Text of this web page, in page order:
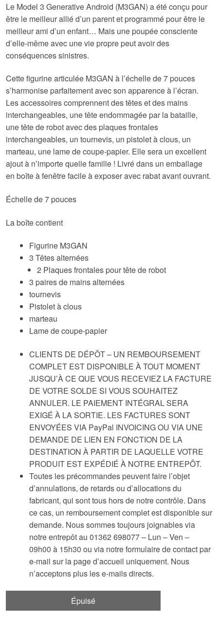
Le Model 3 Generative Android (M3GAN) a été conçu pour
être le meilleur allié d’un parent et programmé pour être le
meilleur ami d’un enfant… Mais une poupée consciente
d’elle-même avec une vie propre peut avoir des
conséquences sinistres.
Cette figurine articulée M3GAN à l’échelle de 7 pouces
s’harmonise parfaitement avec son apparence à l’écran.
Les accessoires comprennent des têtes et des mains
interchangeables, une tête endommagée par la bataille,
une tête de robot avec des plaques frontales
interchangeables, un tournevis, un pistolet à clous, un
marteau, une lame de coupe-papier. Elle sera un excellent
ajout à n’importe quelle famille ! Livré dans un emballage
en boîte à fenêtre facile à exposer avec rabat avant ouvrant.
Échelle de 7 pouces
La boîte contient
Figurine M3GAN
3 Têtes alternées
2 Plaques frontales pour tête de robot
3 paires de mains alternées
tournevis
Pistolet à clous
marteau
Lame de coupe-papier
CLIENTS DE DÉPÔT – UN REMBOURSEMENT
COMPLET EST DISPONIBLE À TOUT MOMENT
JUSQU’À CE QUE VOUS RECEVIEZ LA FACTURE
DE VOTRE SOLDE SI VOUS SOUHAITEZ
ANNULER. LE PAIEMENT INTÉGRAL SERA
EXIGÉ À LA SORTIE. LES FACTURES SONT
ENVOYÉES VIA PayPal INVOICING OU VIA UNE
DEMANDE DE LIEN EN FONCTION DE LA
DESTINATION À PARTIR DE LAQUELLE VOTRE
PRODUIT EST EXPÉDIÉ À NOTRE ENTREPÔT.
Toutes les précommandes peuvent faire l’objet
d’annulations, de retards ou d’allocations du
fabricant, qui sont tous hors de notre contrôle. Dans
ce cas, un remboursement complet est disponible sur
demande. Nous sommes toujours joignables via
notre entrepôt au 01362 698077 – Lun – Ven –
09h00 à 15h30 ou via notre formulaire de contact par
e-mail sur la page d’accueil uniquement. Nous
n’acceptons plus les e-mails directs.
Épuisé